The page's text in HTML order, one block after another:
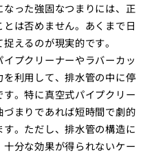
った強固なつまりには、正
は否めません。あくまで日
えるのが現実的です。
プクリーナーやラバーカッ
利用して、排水管の中に停
。特に真空式パイプクリー
まりであれば短時間で劇的
。ただし、排水管の構造に
分な効果が得られないケー